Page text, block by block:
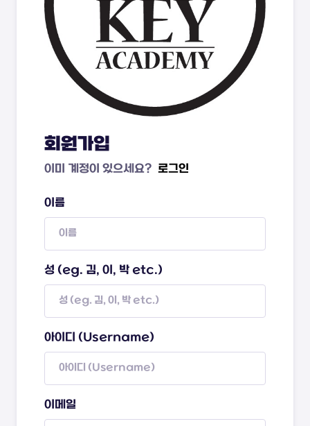
회원가입
이미 계정이 있으세요? 로그인
이름
성 (eg. 김, 이, 박 etc.)
아이디 (Username)
이메일